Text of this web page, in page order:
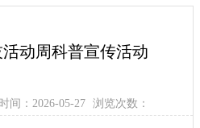
动周科普宣传活动
间：2026-05-27 浏览次数：